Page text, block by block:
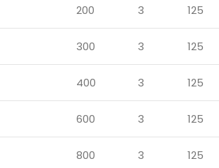
200 3 125
300 3 125
400 3 125
600 3 125
800 3 125